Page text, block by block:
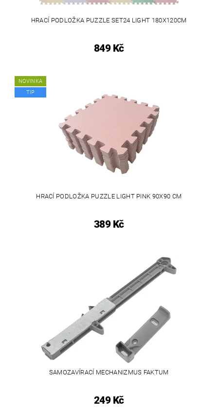
HRACÍ PODLOŽKA PUZZLE SET24 LIGHT 180X120CM
849 Kč
NOVINKA
TIP
HRACÍ PODLOŽKA PUZZLE LIGHT PINK 90X90 CM
389 Kč
SAMOZAVÍRACÍ MECHANIZMUS FAKTUM
249 Kč